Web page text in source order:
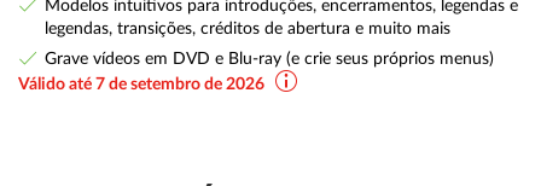
Modelos intuitivos para introduções, encerramentos, legendas e
legendas, transições, créditos de abertura e muito mais
Grave vídeos em DVD e Blu-ray (e crie seus próprios menus)
Válido até 7 de setembro de 2026